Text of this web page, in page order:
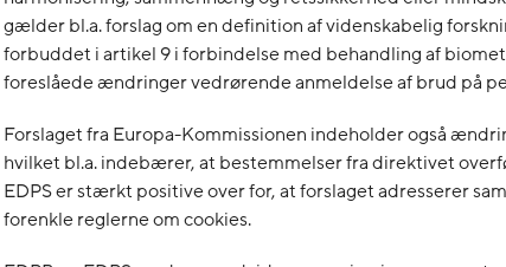
gælder bl.a. forslag om en definition af videnskabelig
forbuddet i artikel 9 i forbindelse med behandling af
foreslåede ændringer vedrørende anmeldelse af brud på
Forslaget fra Europa-Kommissionen indeholder også
hvilket bl.a. indebærer, at bestemmelser fra direktivet
EDPS er stærkt positive over for, at forslaget adresserer
forenkle reglerne om cookies.